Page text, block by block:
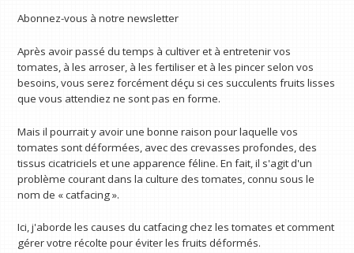
Abonnez-vous à notre newsletter
Après avoir passé du temps à cultiver et à entretenir vos
tomates, à les arroser, à les fertiliser et à les pincer selon vos
besoins, vous serez forcément déçu si ces succulents fruits lisses
que vous attendiez ne sont pas en forme.
Mais il pourrait y avoir une bonne raison pour laquelle vos
tomates sont déformées, avec des crevasses profondes, des
tissus cicatriciels et une apparence féline. En fait, il s'agit d'un
problème courant dans la culture des tomates, connu sous le
nom de « catfacing ».
Ici, j'aborde les causes du catfacing chez les tomates et comment
gérer votre récolte pour éviter les fruits déformés.